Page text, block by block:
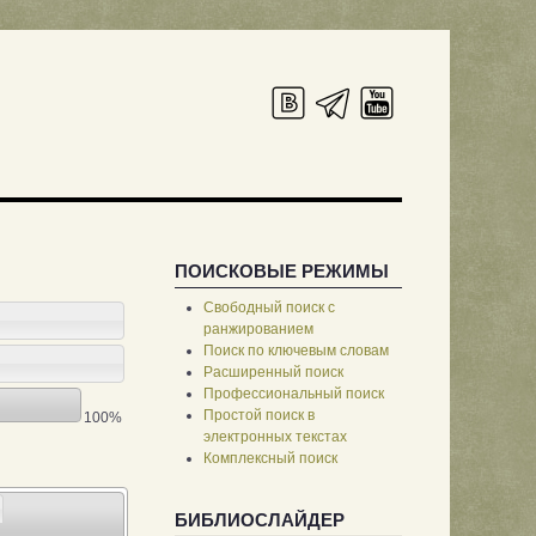
100%
ПОИСКОВЫЕ РЕЖИМЫ
Свободный поиск с
ранжированием
Поиск по ключевым словам
Расширенный поиск
Профессиональный поиск
Простой поиск в
электронных текстах
Комплексный поиск
БИБЛИОСЛАЙДЕР